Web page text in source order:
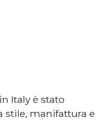
Italy è stato
stile, manifattura e